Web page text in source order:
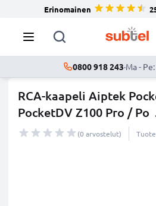
Erinomainen
0800 918 243·Ma -
RCA-kaapeli Aiptek
PocketDV Z100 Pro / Po
(0 arvostelut)